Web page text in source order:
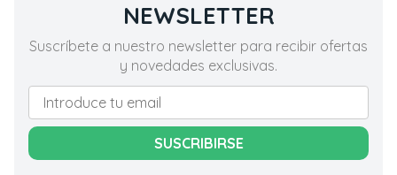
NEWSLETTER
Suscríbete a nuestro newsletter para recibir ofertas
y novedades exclusivas.
SUSCRIBIRSE